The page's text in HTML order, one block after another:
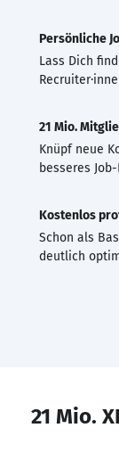
Persönliche
Lass Dich
21 Mio.
Knüpf neue
besseres
Kostenlos
Schon als
deutlich
21 Mio.